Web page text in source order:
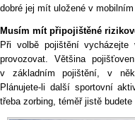
dobré jej mít uložené v
Musím mít připojištěné
Při volbě pojištění
provozovat. Většina
v základním pojištění, v
Plánujete-li další sportovní
třeba zorbing, téměř jistě